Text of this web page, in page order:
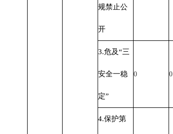
规禁止公
开
3.危及“三
安全一稳
定”
0 0
4.保护第